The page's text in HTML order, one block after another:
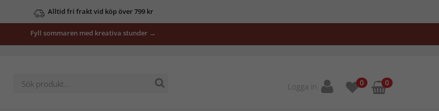
Alltid fri frakt vid köp över 799 kr
Fyll sommaren med kreativa stunder →
Logga in 0 0